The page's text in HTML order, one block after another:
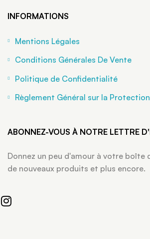
INFORMATIONS
Mentions Légales
Conditions Générales De Vente
Politique de Confidentialité
Règlement Général sur la
ABONNEZ-VOUS À NOTRE LETTRE
Donnez un peu d'amour à votre boîte
de nouveaux produits et plus encore.